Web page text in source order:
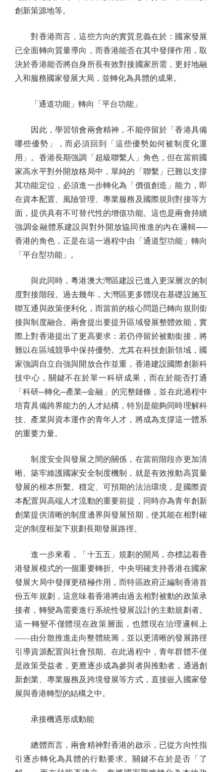
創新策源地等。
對香港而言，這些方向的實質意義在於：國家發展
已全面轉向質量導向，而香港能否在其中發揮作用，取
決於香港能否將自身所長有效對接國家所需，更好地融
入和服務國家發展大局，並轉化為具體的成果。
「通道功能」轉向「平台功能」
因此，學習領會兩會精神，不能停留於「香港具備
哪些優勢」，而必須回到「這些優勢如何被制度化運
用」。香港長期強調「超級聯繫人」角色，但在當前國
家高水平對外開放格局中，單純的「聯繫」已難以支撐
其功能定位，必須進一步轉化為「價值創造」能力，即
在資本配置、風險管理、專業服務及國際規則對接等方
面，提供具有不可替代性的增值功能。這也是兩會持續
強調金融體系建設與對外開放協同推進的內在邏輯──
香港的角色，正是在這一過程中由「通道型功能」轉向
「平台型功能」。
與此同時，粵港澳大灣區建設已進入更深層次的制
度對接階段。過去幾年，大灣區更多體現在基礎設施互
聯互通與政策便利化，而當前的核心問題已轉向規則銜
接與制度融合。兩會提出要提升區域發展整體效能，實
際上對香港提出了更高要求：若仍停留於被動銜接，將
難以在區域競爭中保持優勢。尤其在科技創新領域，國
家強調自立自強與開放合作並重，香港建設國際創新科
技中心，關鍵不在於單一科研成果，而在於能否打通
「科研─轉化─產業─金融」的完整鏈條，並在此過程中
培育具備跨界能力的人才結構，特別是能夠同時理解科
技、產業與資本運作的青年人才，將成為支撐這一體系
的重要力量。
制度安全與發展之間的關係，在當前階段亦更加清
晰。築牢維護國家安全制度機制，就是有效推動高質量
發展的根本所繫。穩定、可預期的法治環境，是國際資
本配置與高端人才流動的重要前提，同時亦為青年創新
創業提供清晰的制度邊界與發展預期，使其能在相對確
定的制度框架下規劃長期發展路徑。
進一步來看，「十五五」規劃的開局，亦標誌着香
港發展模式的一個重要轉折。中央明確支持香港在國家
發展大局中發揮更積極作用，而特區政府正編制香港首
份五年規劃，這意味着香港將由過去相對被動的政策承
接者，轉變為需要進行系統性發展設計的主動規劃者。
這一轉變不僅體現在政策層面，也體現在治理邏輯上
——由分散推進走向整體統籌，並以更清晰的發展路徑
引導資源配置與社會預期。在此過程中，青年群體不僅
是政策受益者，更應逐步成為參與者與推動者，通過創
新創業、專業服務及跨境發展等方式，直接嵌入國家發
展與香港轉型的結構之中。
承接機遇形成動能
總體而言，兩會精神對香港的啟示，已從方向性指
引逐步轉化為具體的行動要求。關鍵不在於是否「了